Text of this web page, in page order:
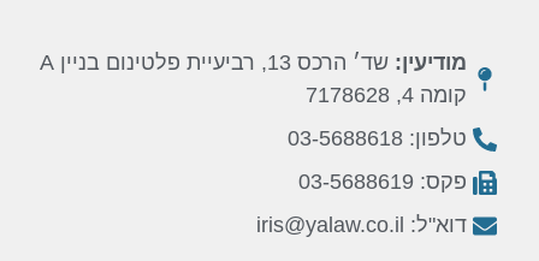
מודיעין:
שד׳ הרכס 13, רביעיית פלטינום בניין A
קומה 4, 7178628
טלפון: 03-5688618
פקס: 03-5688619
דוא"ל: iris@yalaw.co.il